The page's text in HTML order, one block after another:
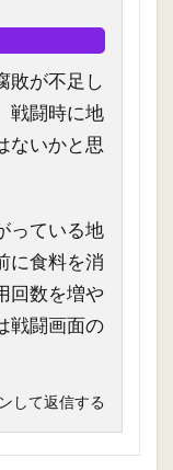
敗が不足し
戦闘時に地
ないかと思
っている地
に食料を消
回数を増や
戦闘画面の
して返信する